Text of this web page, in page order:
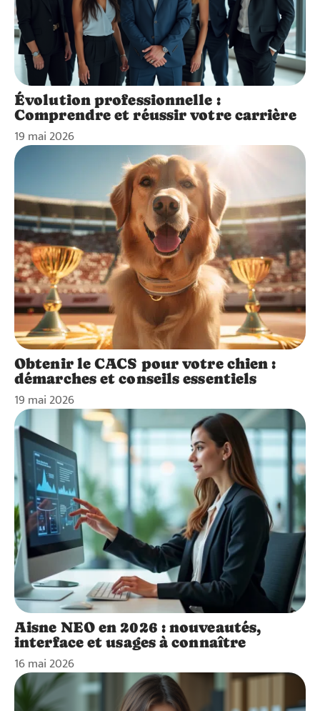
Évolution professionnelle :
Comprendre et réussir votre carrière
19 mai 2026
Obtenir le CACS pour votre chien :
démarches et conseils essentiels
19 mai 2026
Aisne NEO en 2026 : nouveautés,
interface et usages à connaître
16 mai 2026